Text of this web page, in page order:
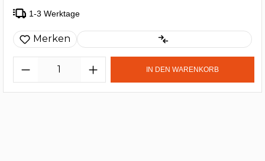
1-3 Werktage
Merken
IN DEN WARENKORB